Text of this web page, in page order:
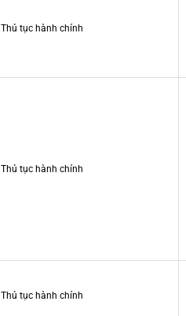
Thủ tục hành chính
Thủ tục hành chính
Thủ tục hành chính